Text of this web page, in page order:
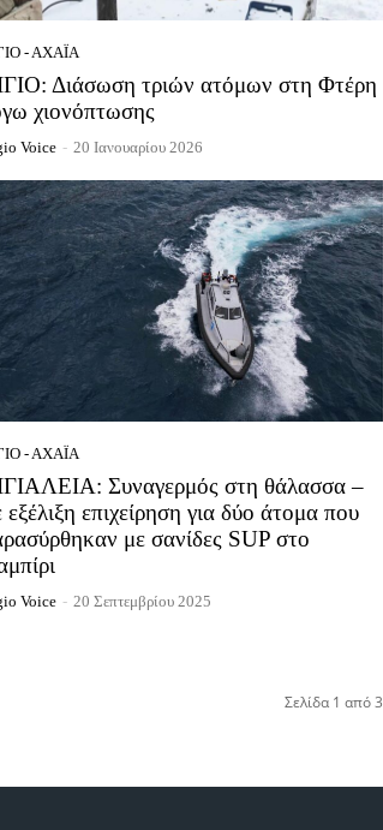
- ΑΧΑΪ́Α
Διάσωση τριών ατόμων στη Φτέρη
χιονόπτωσης
Voice - 20 Ιανουαρίου 2026
- ΑΧΑΪ́Α
Συναγερμός στη θάλασσα –
εξέλιξη επιχείρηση για δύο άτομα που
με σανίδες SUP στο
Voice - 20 Σεπτεμβρίου 2025
Σελίδα 1 από 3